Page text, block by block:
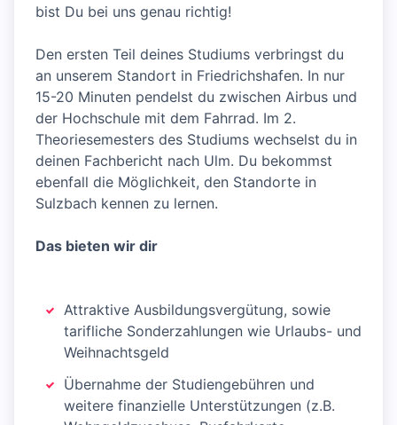
bist Du bei uns genau richtig!
Den ersten Teil deines Studiums verbringst du
an unserem Standort in Friedrichshafen. In nur
15-20 Minuten pendelst du zwischen Airbus und
der Hochschule mit dem Fahrrad. Im 2.
Theoriesemesters des Studiums wechselst du in
deinen Fachbericht nach Ulm. Du bekommst
ebenfall die Möglichkeit, den Standorte in
Sulzbach kennen zu lernen.
Das bieten wir dir
Attraktive Ausbildungsvergütung, sowie
tarifliche Sonderzahlungen wie Urlaubs- und
Weihnachtsgeld
Übernahme der Studiengebühren und
weitere finanzielle Unterstützungen (z.B.